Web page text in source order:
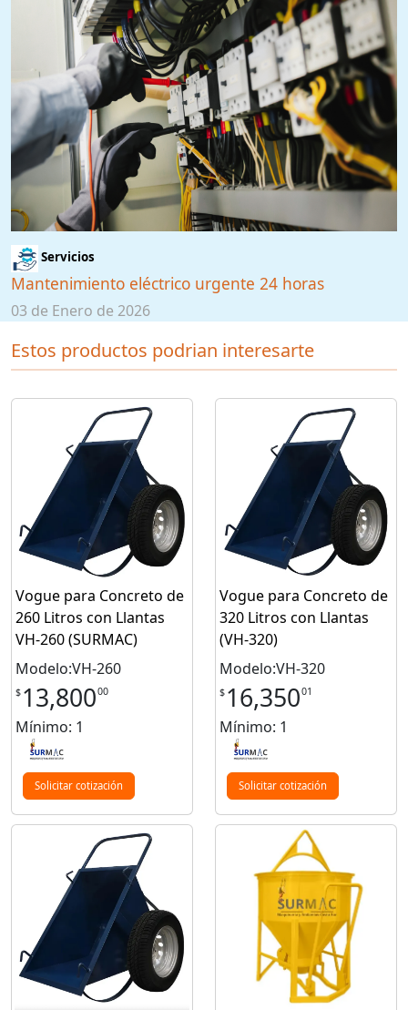
Servicios
Mantenimiento eléctrico urgente 24 horas
03 de Enero de 2026
Estos productos podrian interesarte
Vogue para Concreto de
260 Litros con Llantas
VH-260 (SURMAC)
Modelo:VH-260
$ 13,80000
Mínimo: 1
Solicitar cotización
Vogue para Concreto de
320 Litros con Llantas
(VH-320)
Modelo:VH-320
$ 16,35001
Mínimo: 1
Solicitar cotización